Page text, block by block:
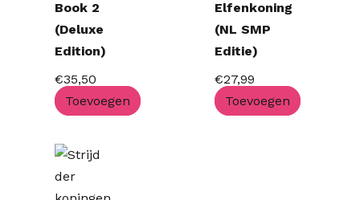
Book 2
(Deluxe
Edition)
€35,50
Toevoegen
Elfenkoning
(NL SMP
Editie)
€27,99
Toevoegen